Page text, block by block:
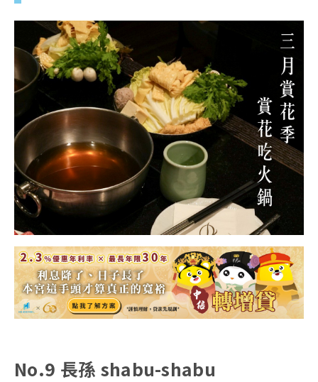
No.9 長孫 shabu-shabu